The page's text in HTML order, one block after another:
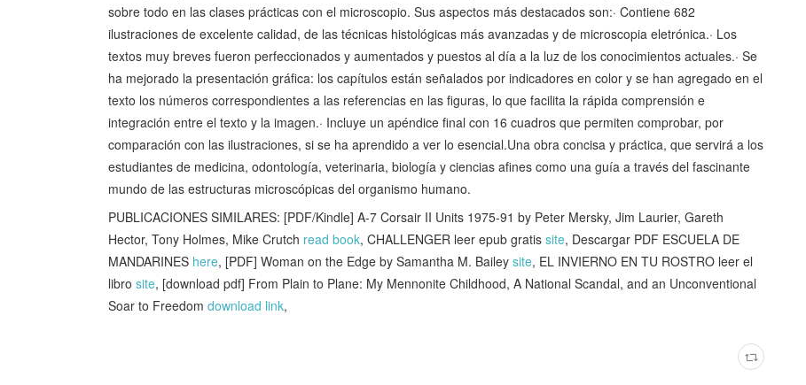
sobre todo en las clases prácticas con el microscopio. Sus aspectos más destacados son:· Contiene 682
ilustraciones de excelente calidad, de las técnicas histológicas más avanzadas y de microscopia eletrónica.· Los
textos muy breves fueron perfeccionados y aumentados y puestos al día a la luz de los conocimientos actuales.· Se
ha mejorado la presentación gráfica: los capítulos están señalados por indicadores en color y se han agregado en el
texto los números correspondientes a las referencias en las figuras, lo que facilita la rápida comprensión e
integración entre el texto y la imagen.· Incluye un apéndice final con 16 cuadros que permiten comprobar, por
comparación con las ilustraciones, si se ha aprendido a ver lo esencial.Una obra concisa y práctica, que servirá a los
estudiantes de medicina, odontología, veterinaria, biología y ciencias afines como una guía a través del fascinante
mundo de las estructuras microscópicas del organismo humano.
PUBLICACIONES SIMILARES: [PDF/Kindle] A-7 Corsair II Units 1975-91 by Peter Mersky, Jim Laurier, Gareth
Hector, Tony Holmes, Mike Crutch read book, CHALLENGER leer epub gratis site, Descargar PDF ESCUELA DE
MANDARINES here, [PDF] Woman on the Edge by Samantha M. Bailey site, EL INVIERNO EN TU ROSTRO leer el
libro site, [download pdf] From Plain to Plane: My Mennonite Childhood, A National Scandal, and an Unconventional
Soar to Freedom download link,